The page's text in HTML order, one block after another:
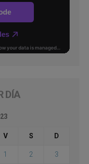
DÍA
V S D
1 2 3